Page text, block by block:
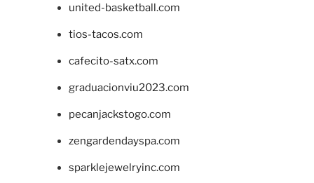
united-basketball.com
tios-tacos.com
cafecito-satx.com
graduacionviu2023.com
pecanjackstogo.com
zengardendayspa.com
sparklejewelryinc.com